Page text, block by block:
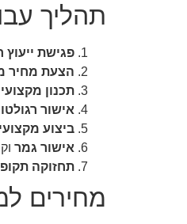
תהליך
פגישת ייעוץ
הצעת מחיר
תכנון מקצועי
אישור
ביצוע מקצועי
אישור גמר
תחזוקה
מחירים